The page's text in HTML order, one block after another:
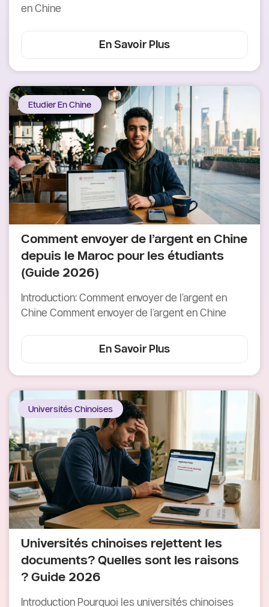
en Chine
En Savoir Plus
Etudier En Chine
Comment envoyer de l’argent en Chine
depuis le Maroc pour les étudiants
(Guide 2026)
Introduction: Comment envoyer de l’argent en
Chine Comment envoyer de l’argent en Chine
En Savoir Plus
Universités Chinoises
Universités chinoises rejettent les
documents? Quelles sont les raisons
? Guide 2026
Introduction Pourquoi les universités chinoises